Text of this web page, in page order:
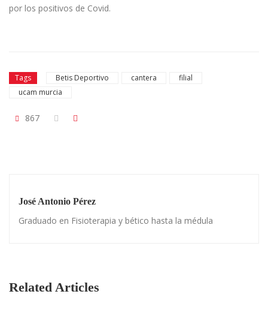
por los positivos de Covid.
Tags Betis Deportivo cantera
filial
ucam murcia
867
José Antonio Pérez
Graduado en Fisioterapia y bético hasta la médula
Related Articles